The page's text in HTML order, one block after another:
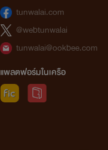
tunwalai.com
@webtunwalai
tunwalai@ookbee.com
แพลตฟอร์มในเครือ